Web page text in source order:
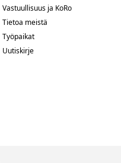
Vastuullisuus ja KoRo
Tietoa meistä
Työpaikat
Uutiskirje